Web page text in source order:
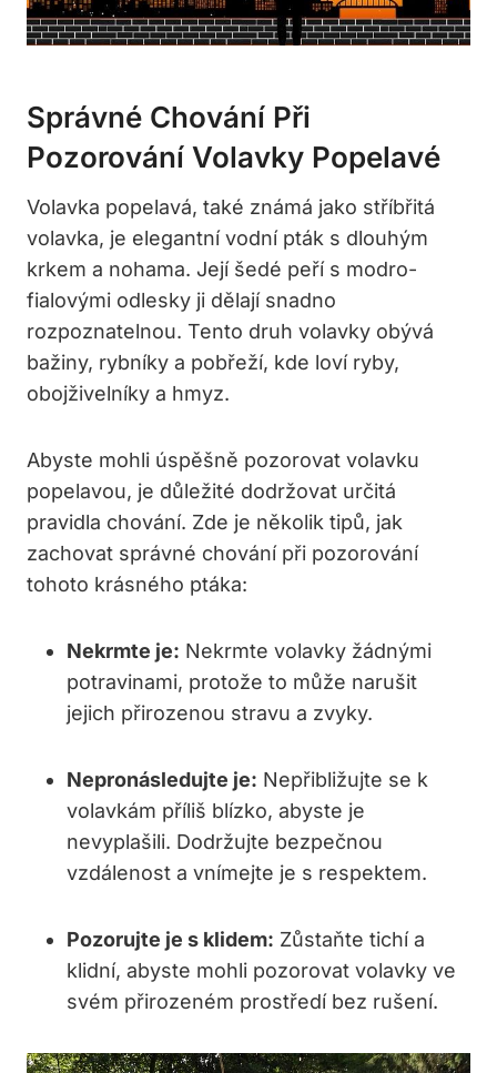
Správné Chování ‌při‍
Pozorování Volavky Popelavé
Volavka popelavá, ‍také známá ​jako stříbřitá
volavka, je ⁣elegantní vodní pták s dlouhým
krkem a nohama. Její šedé peří ⁤s modro-
fialovými odlesky ji dělají snadno
rozpoznatelnou. Tento⁢ druh volavky‌ obývá
⁣bažiny, rybníky a pobřeží, kde loví​ ryby,
obojživelníky a hmyz.
Abyste mohli ⁣úspěšně pozorovat ‍volavku
popelavou, je důležité dodržovat určitá
pravidla ⁣chování. Zde je několik tipů, jak
zachovat správné ⁣chování‍ při pozorování
‍tohoto krásného ptáka:
Nekrmte⁤ je: Nekrmte volavky žádnými
potravinami, protože to může‌ narušit
jejich přirozenou stravu a zvyky.
Nepronásledujte je: Nepřibližujte se k
volavkám příliš blízko, abyste je
nevyplašili.⁣ Dodržujte‌ bezpečnou
vzdálenost a vnímejte je s respektem.
Pozorujte je s klidem: Zůstaňte ‌tichí a
klidní, abyste⁤ mohli pozorovat volavky ve⁤
svém přirozeném prostředí ‌bez rušení.